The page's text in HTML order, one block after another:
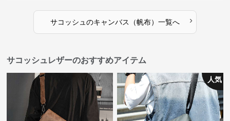
サコッシュ のキャンバス（帆布） 一覧へ ›
サコッシュレザーのおすすめアイテム
人気